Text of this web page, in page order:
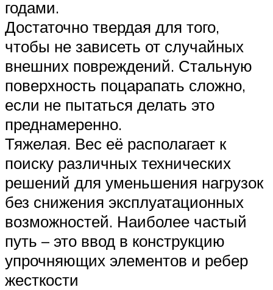
годами.
Достаточно твердая для того,
чтобы не зависеть от случайных
внешних повреждений. Стальную
поверхность поцарапать сложно,
если не пытаться делать это
преднамеренно.
Тяжелая. Вес её располагает к
поиску различных технических
решений для уменьшения нагрузок
без снижения эксплуатационных
возможностей. Наиболее частый
путь – это ввод в конструкцию
упрочняющих элементов и ребер
жесткости